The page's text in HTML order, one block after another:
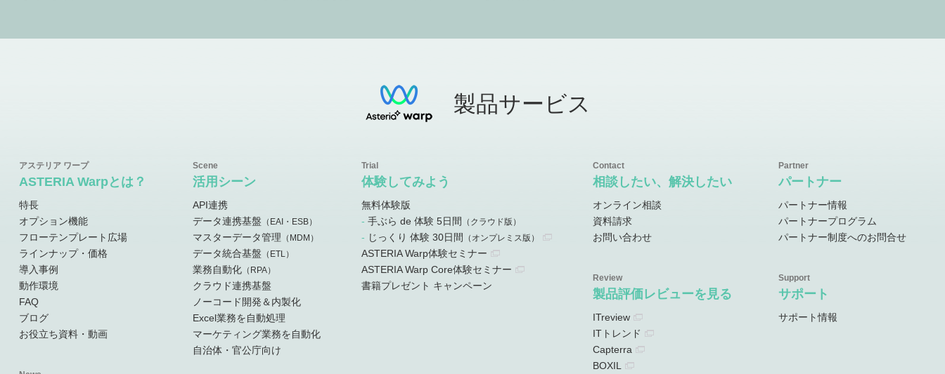
製品サービス
ASTERIA Warpとは？
特長
オプション機能
フローテンプレート広場
ラインナップ・価格
導入事例
動作環境
FAQ
ブログ
お役立ち資料・動画
活用シーン
API連携
データ連携基盤
（EAI・ESB）
マスターデータ管理 （MDM）
データ統合基盤 （ETL）
業務自動化 （RPA）
クラウド連携基盤
ノーコード開発＆内製化
Excel業務を自動処理
マーケティング業務を自動化
自治体・官公庁向け
体験してみよう
無料体験版
手ぶら de 体験 5日間
（クラウド版）
じっくり 体験 30日間 （オンプレミス版）
ASTERIA Warp体験セミナー
ASTERIA Warp Core体験セミナー
書籍プレゼント キャンペーン
相談したい、解決したい
オンライン相談
資料請求
お問い合わせ
製品評価レビューを見る
ITreview
ITトレンド
Capterra
BOXIL
パートナー
パートナー情報
パートナープログラム
パートナー制度へのお問合せ
サポート
サポート情報